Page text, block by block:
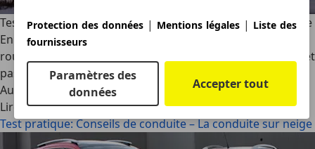
Test pratique: Conseils de conduite – La conduite sur neige
En hiver, basses températures et faible adhérence des
routes entrainent des conditions de roulage spécifiques, et
pas seulement en montagne
AutoScout24 ·28/11/2008
Lire la suite
Test pratique: Conseils de conduite – La conduite sur neige
Protection des données | Mentions légales | Liste des
fournisseurs
Paramètres des
données
Accepter tout